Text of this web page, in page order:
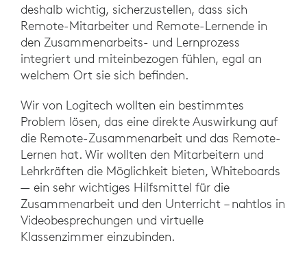
deshalb wichtig, sicherzustellen, dass sich
Remote-Mitarbeiter und Remote-Lernende in
den Zusammenarbeits- und Lernprozess
integriert und miteinbezogen fühlen, egal an
welchem Ort sie sich befinden.
Wir von Logitech wollten ein bestimmtes
Problem lösen, das eine direkte Auswirkung auf
die Remote-Zusammenarbeit und das Remote-
Lernen hat. Wir wollten den Mitarbeitern und
Lehrkräften die Möglichkeit bieten, Whiteboards
— ein sehr wichtiges Hilfsmittel für die
Zusammenarbeit und den Unterricht – nahtlos in
Videobesprechungen und virtuelle
Klassenzimmer einzubinden.